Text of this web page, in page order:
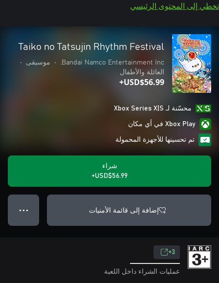
تخطي إلى المحتوى الرئيسي
Taiko no Tatsujin Rhythm Festival
Bandai Namco Entertainment Inc.
• موسيقى
•
العائلة والأطفال
USD$56.99+
محسّنة لـ Xbox Series X|S
Xbox Play في أي مكان
تم تحسينها للأجهزة المحمولة
شراء
USD$56.99+
إضافة إلى قائمة الأمنيات ● ● ●
3+
عمليات الشراء داخل اللعبة